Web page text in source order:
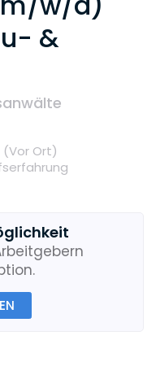
&
(Vor Ort)